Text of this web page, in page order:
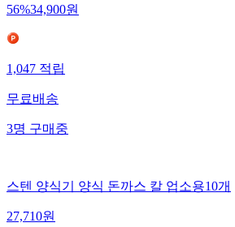
56%34,900원
1,047 적립
무료배송
3명 구매중
스텐 양식기 양식 돈까스 칼 업소용10개
27,710원